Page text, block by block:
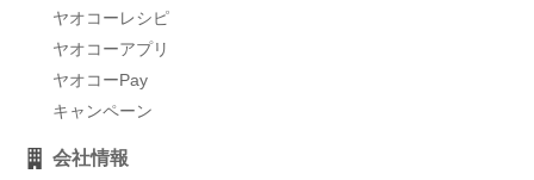
ヤオコーレシピ
ヤオコーアプリ
ヤオコーPay
キャンペーン
会社情報